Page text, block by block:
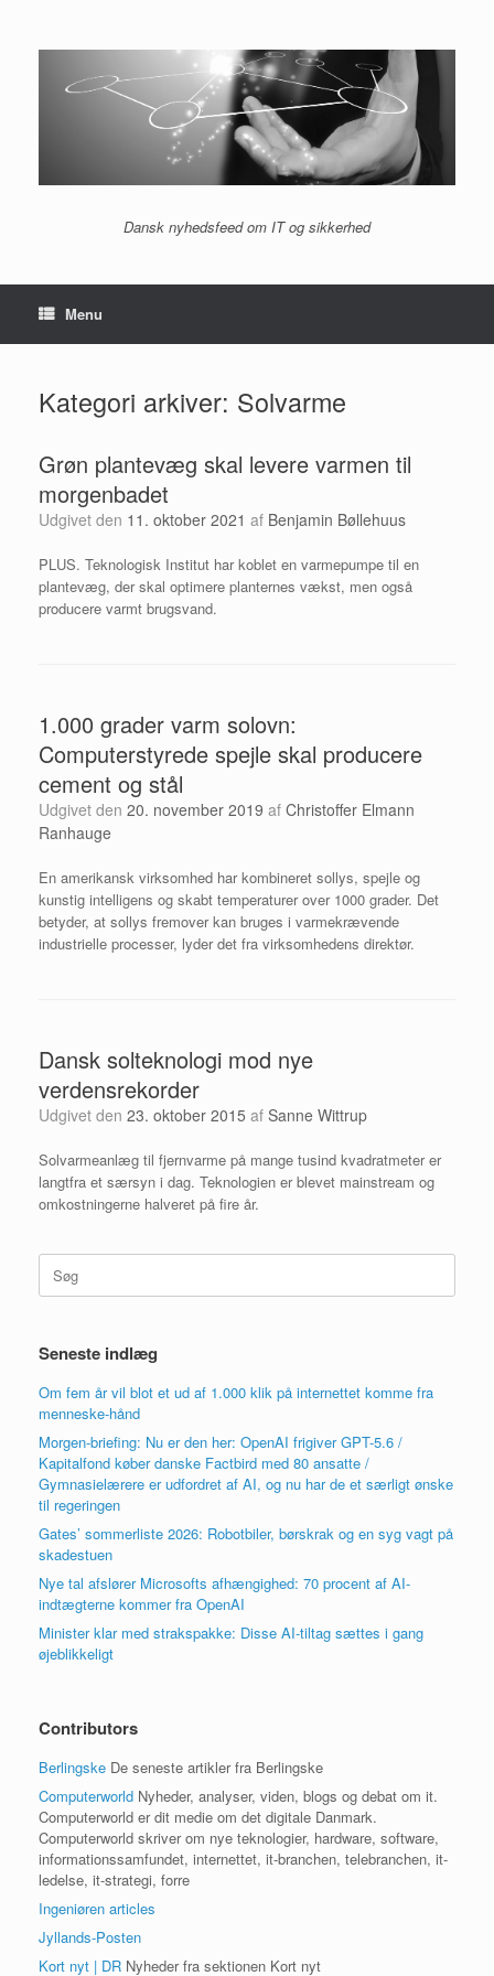
indhold
Dansk nyhedsfeed om IT og sikkerhed
Menu
Kategori arkiver: Solvarme
Grøn plantevæg skal levere varmen til
morgenbadet
Udgivet den 11. oktober 2021 af Benjamin Bøllehuus
PLUS. Teknologisk Institut har koblet en varmepumpe til en
plantevæg, der skal optimere planternes vækst, men også
producere varmt brugsvand.
1.000 grader varm solovn:
Computerstyrede spejle skal producere
cement og stål
Udgivet den 20. november 2019 af Christoffer Elmann
Ranhauge
En amerikansk virksomhed har kombineret sollys, spejle og
kunstig intelligens og skabt temperaturer over 1000 grader. Det
betyder, at sollys fremover kan bruges i varmekrævende
industrielle processer, lyder det fra virksomhedens direktør.
Dansk sol­teknologi mod nye
verdensrekorder
Udgivet den 23. oktober 2015 af Sanne Wittrup
Solvarmeanlæg til fjern­varme på mange tusind kvadratmeter er
langtfra et særsyn i dag. Teknologien er blevet mainstream og
omkostningerne halveret på fire år.
Søg
efter:
Seneste indlæg
Om fem år vil blot et ud af 1.000 klik på internettet komme fra
menneske-hånd
Morgen-briefing: Nu er den her: OpenAI frigiver GPT-5.6 /
Kapitalfond køber danske Factbird med 80 ansatte /
Gymnasielærere er udfordret af AI, og nu har de et særligt ønske
til regeringen
Gates’ sommerliste 2026: Robotbiler, børskrak og en syg vagt på
skadestuen
Nye tal afslører Microsofts afhængighed: 70 procent af AI-
indtægterne kommer fra OpenAI
Minister klar med strakspakke: Disse AI-tiltag sættes i gang
øjeblikkeligt
Contributors
Berlingske De seneste artikler fra Berlingske
Computerworld Nyheder, analyser, viden, blogs og debat om it.
Computerworld er dit medie om det digitale Danmark.
Computerworld skriver om nye teknologier, hardware, software,
informationssamfundet, internettet, it-branchen, telebranchen, it-
ledelse, it-strategi, forre
Ingeniøren articles
Jyllands-Posten
Kort nyt | DR Nyheder fra sektionen Kort nyt